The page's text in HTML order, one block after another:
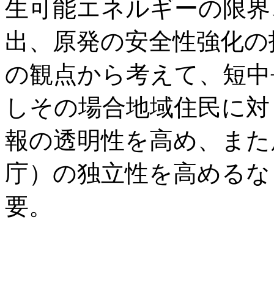
生可能エネルギーの限
出、原発の安全性強化
の観点から考えて、短
しその場合地域住民に
報の透明性を高め、ま
庁）の独立性を高める
要。